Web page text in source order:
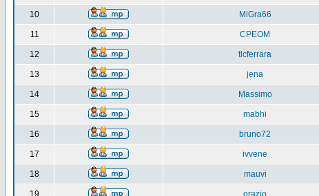
10 MiGra66
11 CPEOM
12 tlcferrara
13 jena
14 Massimo
15 mabhi
16 bruno72
17 ivvene
18 mauvi
19 orazio